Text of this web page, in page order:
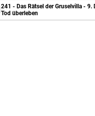
241 - Das Rätsel der Gruselvilla - 9.
Tod überleben